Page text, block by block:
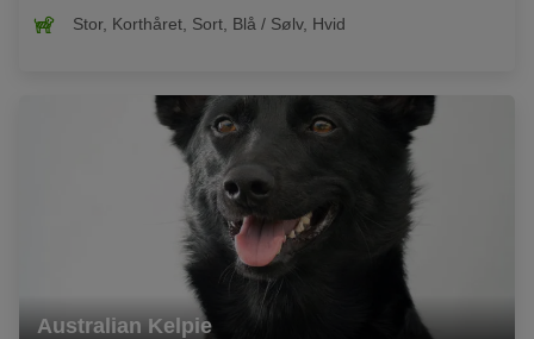
Stor, Korthåret, Sort, Blå / Sølv, Hvid
Australian Kelpie